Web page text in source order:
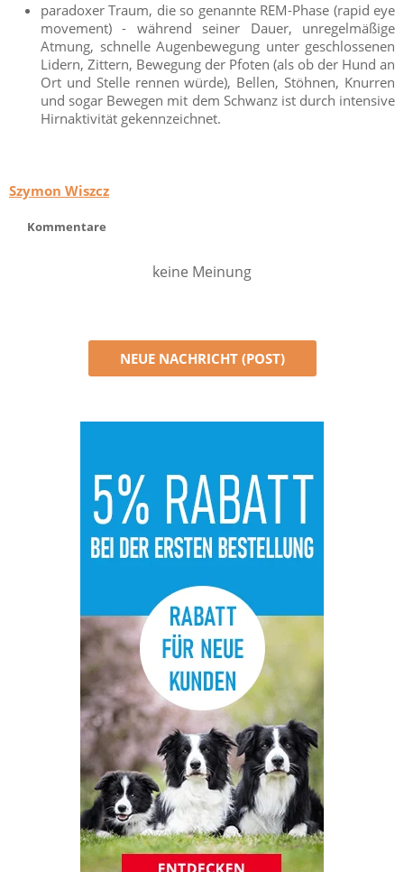
paradoxer Traum, die so genannte REM-Phase (rapid eye
movement) - während seiner Dauer, unregelmäßige
Atmung, schnelle Augenbewegung unter geschlossenen
Lidern, Zittern, Bewegung der Pfoten (als ob der Hund an
Ort und Stelle rennen würde), Bellen, Stöhnen, Knurren
und sogar Bewegen mit dem Schwanz ist durch intensive
Hirnaktivität gekennzeichnet.
Szymon Wiszcz
Kommentare
keine Meinung
NEUE NACHRICHT (POST)